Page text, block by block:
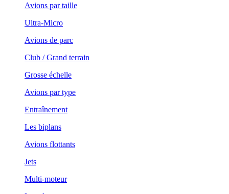
Avions par taille
Ultra-Micro
Avions de parc
Club / Grand terrain
Grosse échelle
Avions par type
Entraînement
Les biplans
Avions flottants
Jets
Multi-moteur